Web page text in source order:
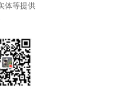
体等提供